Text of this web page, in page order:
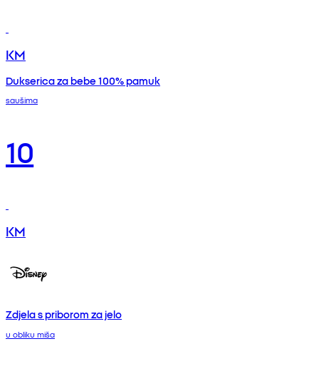
KM
Dukserica za bebe 100% pamuk
saušima
10
KM
Zdjela s priborom za jelo
u obliku miša